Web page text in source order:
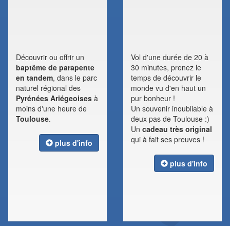
Découvrir ou offrir un
baptême de parapente
en tandem, dans le parc
naturel régional des
Pyrénées Ariégeoises à
moins d'une heure de
Toulouse.
plus d'info
Vol d'une durée de 20 à
30 minutes, prenez le
temps de découvrir le
monde vu d'en haut un
pur bonheur !
Un souvenir inoubliable à
deux pas de Toulouse :)
Un cadeau très original
qui à fait ses preuves !
plus d'info